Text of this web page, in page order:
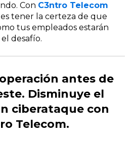
Con C3ntro Telecom
tener la certeza de que
tus empleados estarán
desafío.
antes de
Disminuye el
ciberataque con
Telecom.